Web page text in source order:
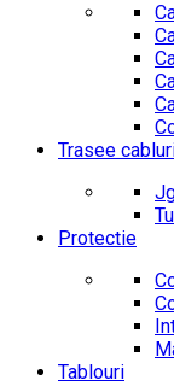
Trasee
Protectie
Tablouri